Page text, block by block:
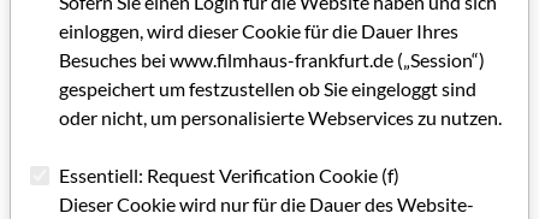
einloggen, wird dieser Cookie für die Dauer Ihres
Besuches bei www.filmhaus-frankfurt.de („Session“)
gespeichert um festzustellen ob Sie eingeloggt sind
oder nicht, um personalisierte Webservices zu nutzen.
Essentiell: Request Verification Cookie (f)
Dieser Cookie wird nur für die Dauer des Website-